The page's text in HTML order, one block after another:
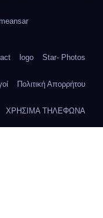
logo Star- Photos
Πολιτική Απορρήτου
ΧΡΗΣΙΜΑ ΤΗΛΕΦΩΝΑ